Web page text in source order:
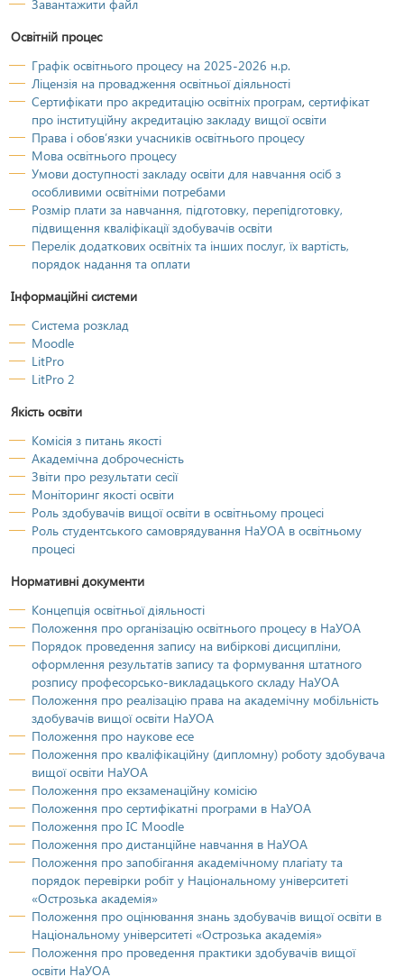
Завантажити файл
Освітній процес
Графік освітнього процесу на 2025-2026 н.р.
Ліцензія на провадження освітньої діяльності
Сертифікати про акредитацію освітніх програм,сертифікат
про інституційну акредитацію закладу вищої освіти
Права і обов’язки учасників освітнього процесу
Мова освітнього процесу
Умови доступності закладу освіти для навчання осіб з
особливими освітніми потребами
Розмір плати за навчання, підготовку, перепідготовку,
підвищення кваліфікації здобувачів освіти
Перелік додаткових освітніх та інших послуг, їх вартість,
порядок надання та оплати
Інформаційні системи
Система розклад
Moodle
LitPro
LitPro 2
Якість освіти
Комісія з питань якості
Академічна доброчесність
Звіти про результати сесії
Моніторинг якості освіти
Роль здобувачів вищої освіти в освітньому процесі
Роль студентського самоврядування НаУОА в освітньому
процесі
Нормативні документи
Концепція освітньої діяльності
Положення про організацію освітнього процесу в НаУОА
Порядок проведення запису на вибіркові дисципліни,
оформлення результатів запису та формування штатного
розпису професорсько-викладацького складу НаУОА
Положення про реалізацію права на академічну мобільність
здобувачів вищої освіти НаУОА
Положення про наукове есе
Положення про кваліфікаційну (дипломну) роботу здобувача
вищої освіти НаУОА
Положення про екзаменаційну комісію
Положення про сертифікатні програми в НаУОА
Положення про ІС Moodle
Положення про дистанційне навчання в НаУОА
Положення про запобігання академічному плагіату та
порядок перевірки робіт у Національному університеті
«Острозька академія»
Положення про оцінювання знань здобувачів вищої освіти в
Національному університеті «Острозька академія»
Положення про проведення практики здобувачів вищої
освіти НаУОА